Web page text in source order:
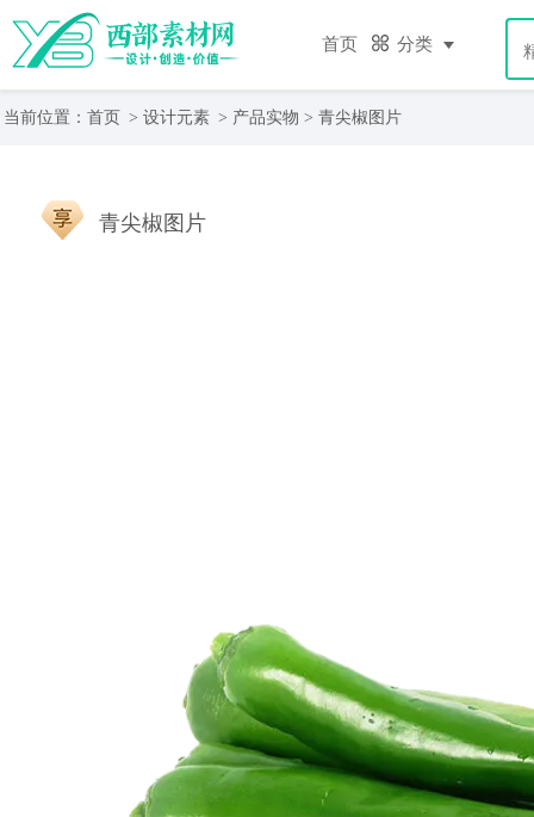
首页 分类
当前位置： 首页 > 设计元素 > 产品实物 > 青尖椒图片
青尖椒图片